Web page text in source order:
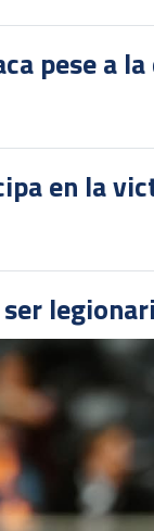
pese a
en la